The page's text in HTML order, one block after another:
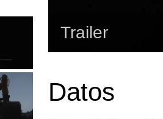
Trailer
Datos